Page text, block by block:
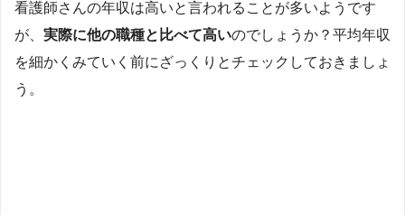
看護師さんの年収は高いと言われることが多いようです
が、 実際に他の職種と比べて高いのでしょうか？平均年収
を細かくみていく前にざっくりとチェックしておきましょ
う。